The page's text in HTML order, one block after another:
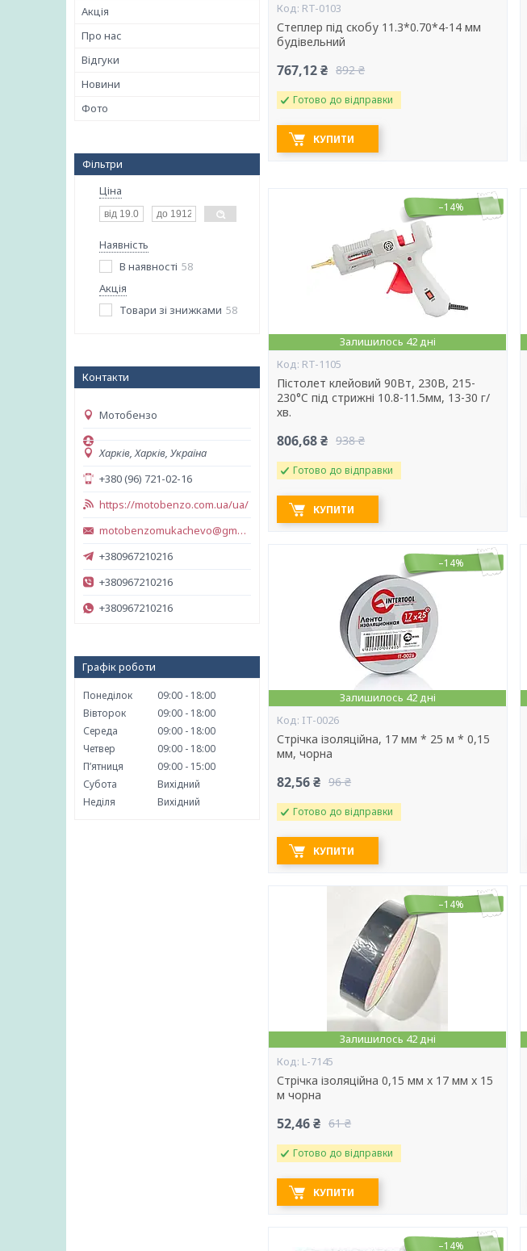
Акція
Про нас
Відгуки
Новини
Фото
Фільтри
Ціна
Наявність
В наявності 58
Акція
Товари зі знижками 58
Контакти
Мотобензо
Харків, Харків, Україна
+380 (96) 721-02-16
https://motobenzo.com.ua/ua/
motobenzomukachevo@gmail.com
+380967210216
+380967210216
+380967210216
Графік роботи
Понеділок 09:00
18:00
Вівторок
09:00
18:00
Середа
09:00
18:00
Четвер
09:00
18:00
Пʼятниця
09:00
15:00
Субота
Вихідний
Неділя
Вихідний
RT-0103
Степлер під скобу 11.3*0.70*4-14 мм
будівельний
767,12 ₴ 892 ₴
Готово до відправки
КУПИТИ
–14%
Залишилось 42 дні
RT-1105
Пістолет клейовий 90Вт, 230В, 215-
230°C під стрижні 10.8-11.5мм, 13-30 г/
хв.
806,68 ₴ 938 ₴
Готово до відправки
КУПИТИ
–14%
Залишилось 42 дні
IT-0026
Стрічка ізоляційна, 17 мм * 25 м * 0,15
мм, чорна
82,56 ₴ 96 ₴
Готово до відправки
КУПИТИ
–14%
Залишилось 42 дні
L-7145
Стрічка ізоляційна 0,15 мм x 17 мм x 15
м чорна
52,46 ₴ 61 ₴
Готово до відправки
КУПИТИ
–14%